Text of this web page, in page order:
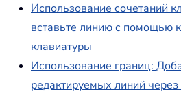
Использование сочетаний
вставьте линию с помощью
клавиатуры
Использование границ:
редактируемых линий через